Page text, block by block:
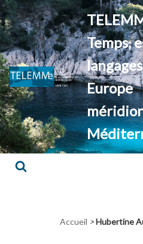
Aller
au
contenu
Temps,
Europe
Accueil > Hubertine